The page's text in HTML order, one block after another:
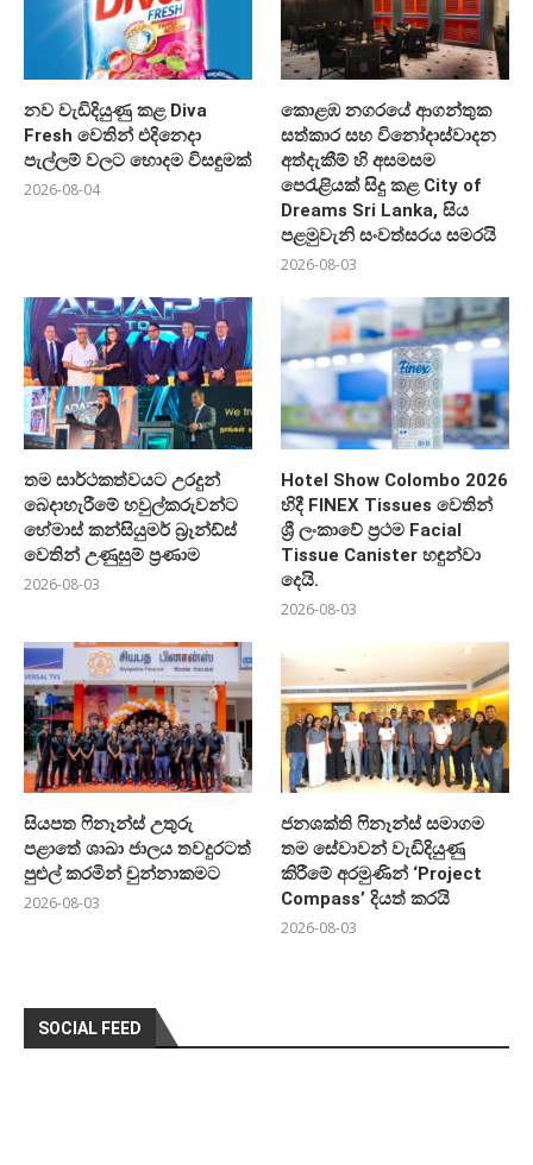
නව වැඩිදියුණු කළ Diva
Fresh වෙතින් එදිනෙදා
පැල්ලම් වලට හොදම විසඳුමක්
2026-08-04
කොළඹ නගරයේ ආගන්තුක
සත්කාර සහ විනෝදාස්වාදන
අත්දැකීම් හි අසමසම
පෙරැළියක් සිදු කළ City of
Dreams Sri Lanka, සිය
පළමුවැනි සංවත්සරය සමරයි
2026-08-03
තම සාර්ථකත්වයට උරදුන්
බෙදාහැරීමේ හවුල්කරුවන්ට
හේමාස් කන්සියුමර් බ්‍රෑන්ඩ්ස්
වෙතින් උණුසුම් ප්‍රණාම
2026-08-03
Hotel Show Colombo 2026
හිදී FINEX Tissues වෙතින්
ශ්‍රී ලංකාවේ ප්‍රථම Facial
Tissue Canister හඳුන්වා
දෙයි.
2026-08-03
සියපත ෆිනෑන්ස් උතුරු
පළාතේ ශාඛා ජාලය තවදුරටත්
පුළුල් කරමින් චුන්නාකමට
2026-08-03
ජනශක්ති ෆිනෑන්ස් සමාගම
තම සේවාවන් වැඩිදියුණු
කිරීමේ අරමුණින් ‘Project
Compass’ දියත් කරයි
2026-08-03
SOCIAL FEED